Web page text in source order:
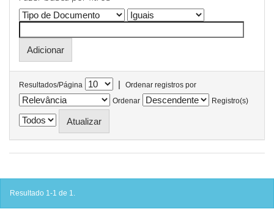
Resultados/Página |
Ordenar registros por
Ordenar
Registro(s)
Resultado 1-1 de 1.